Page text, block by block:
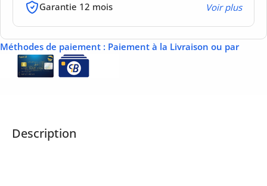
Garantie 12 mois Voir plus
Méthodes de paiement : Paiement à la Livraison ou par
Description